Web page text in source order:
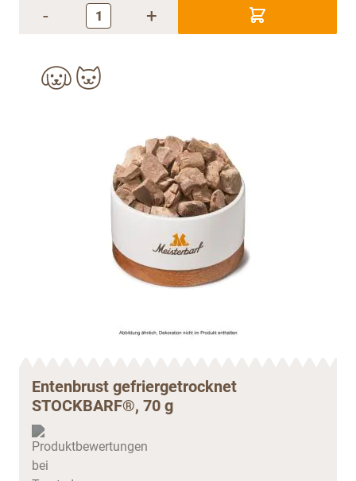
- +
Entenbrust gefriergetrocknet
STOCKBARF®, 70 g